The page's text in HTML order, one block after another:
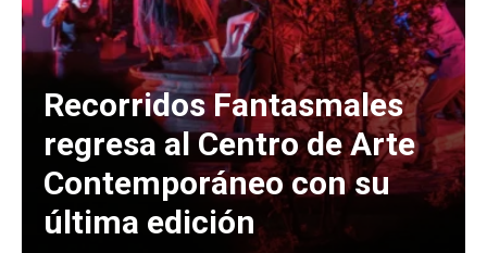
Recorridos Fantasmales
regresa al Centro de Arte
Contemporáneo con su
última edición